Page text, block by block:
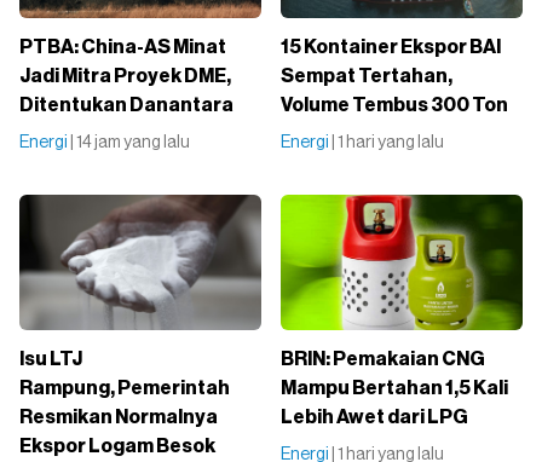
PTBA: China-AS Minat
Jadi Mitra Proyek DME,
Ditentukan Danantara
Energi | 14 jam yang lalu
15 Kontainer Ekspor BAI
Sempat Tertahan,
Volume Tembus 300 Ton
Energi | 1 hari yang lalu
Isu LTJ
Rampung, Pemerintah
Resmikan Normalnya
Ekspor Logam Besok
BRIN: Pemakaian CNG
Mampu Bertahan 1,5 Kali
Lebih Awet dari LPG
Energi | 1 hari yang lalu